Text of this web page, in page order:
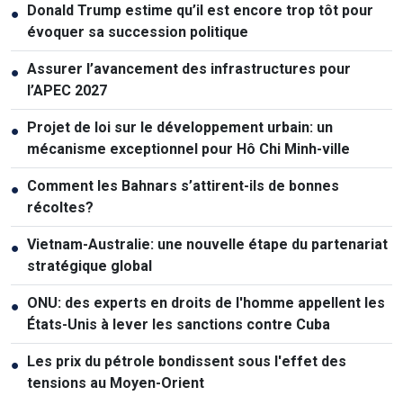
● Donald Trump estime qu’il est encore trop tôt pour
évoquer sa succession politique
● Assurer l’avancement des infrastructures pour
l’APEC 2027
● Projet de loi sur le développement urbain: un
mécanisme exceptionnel pour Hô Chi Minh-ville
● Comment les Bahnars s’attirent-ils de bonnes
récoltes?
● Vietnam-Australie: une nouvelle étape du partenariat
stratégique global
● ONU: des experts en droits de l'homme appellent les
États-Unis à lever les sanctions contre Cuba
● Les prix du pétrole bondissent sous l'effet des
tensions au Moyen-Orient